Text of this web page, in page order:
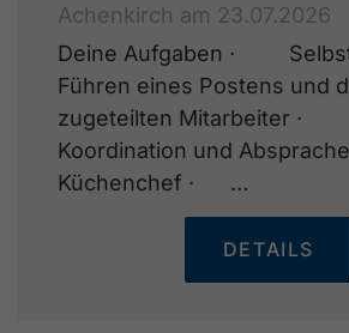
Achenkirch am 23.07.2026
Deine Aufgaben ·
Führen eines Postens und
zugeteilten Mitarbeiter ·
Koordination und
Küchenchef · …
DETAILS